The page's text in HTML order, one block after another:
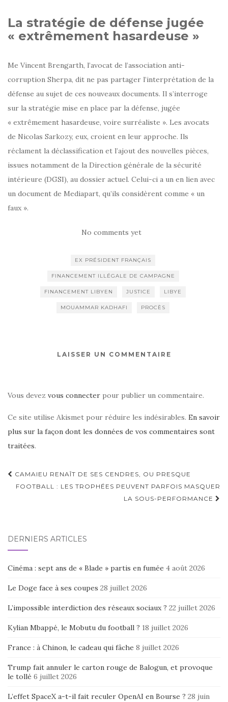
La stratégie de défense jugée
« extrêmement hasardeuse »
Me Vincent Brengarth, l’avocat de l’association anti-
corruption Sherpa, dit ne pas partager l’interprétation de la
défense au sujet de ces nouveaux documents. Il s’interroge
sur la stratégie mise en place par la défense, jugée
« extrêmement hasardeuse, voire surréaliste ». Les avocats
de Nicolas Sarkozy, eux, croient en leur approche. Ils
réclament la déclassification et l’ajout des nouvelles pièces,
issues notamment de la Direction générale de la sécurité
intérieure (DGSI), au dossier actuel. Celui-ci a un en lien avec
un document de Mediapart, qu’ils considèrent comme « un
faux ».
No comments yet
EX PRÉSIDENT FRANÇAIS
FINANCEMENT ILLÉGALE DE CAMPAGNE
FINANCEMENT LIBYEN JUSTICE LIBYE
MOUAMMAR KADHAFI PROCÈS
LAISSER UN COMMENTAIRE
Vous devez vous connecter pour publier un commentaire.
Ce site utilise Akismet pour réduire les indésirables. En savoir
plus sur la façon dont les données de vos commentaires sont
traitées.
Navigation
d'article
CAMAIEU RENAÎT DE SES CENDRES, OU PRESQUE
FOOTBALL : LES TROPHÉES PEUVENT PARFOIS MASQUER
LA SOUS-PERFORMANCE
DERNIERS ARTICLES
Cinéma : sept ans de « Blade » partis en fumée 4 août 2026
Le Doge face à ses coupes 28 juillet 2026
L’impossible interdiction des réseaux sociaux ? 22 juillet 2026
Kylian Mbappé, le Mobutu du football ? 18 juillet 2026
France : à Chinon, le cadeau qui fâche 8 juillet 2026
Trump fait annuler le carton rouge de Balogun, et provoque
le tollé 6 juillet 2026
L’effet SpaceX a-t-il fait reculer OpenAI en Bourse ? 28 juin